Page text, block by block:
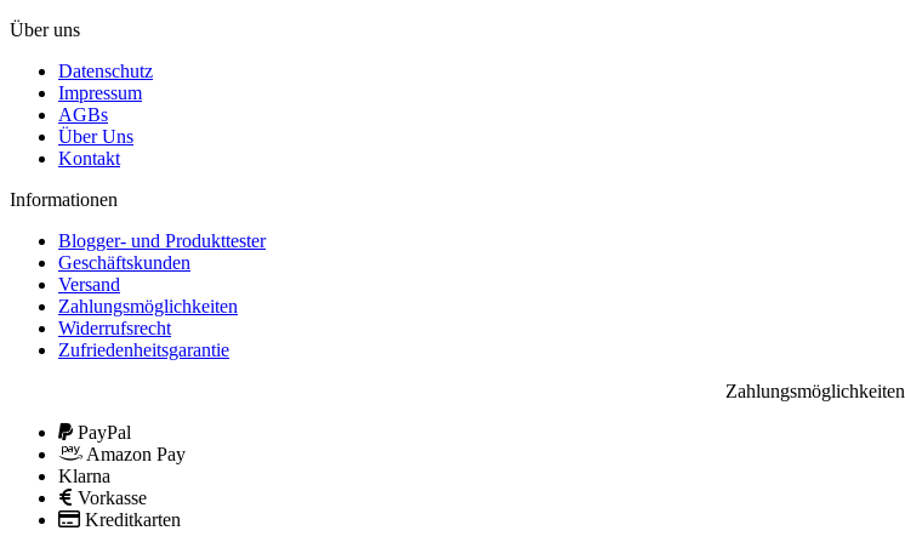
Über uns
Datenschutz
Impressum
AGBs
Über Uns
Kontakt
Informationen
Blogger- und Produkttester
Geschäftskunden
Versand
Zahlungsmöglichkeiten
Widerrufsrecht
Zufriedenheitsgarantie
Zahlungsmöglichkeiten
PayPal
Amazon Pay
Klarna
Vorkasse
Kreditkarten